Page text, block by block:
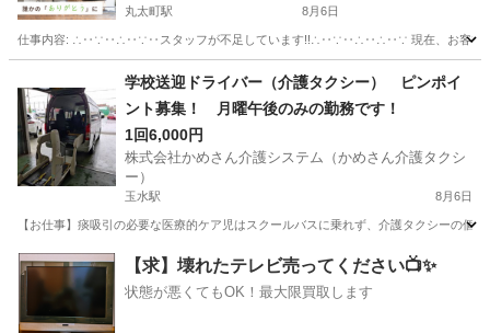
丸太町駅 8月6日
仕事内容: ∴‥∵‥∴‥∵‥スタッフが不足しています!!∴‥∵‥∴‥∴‥∵ 現在、お客様から多
丸太町駅 ホームヘルパー スタッフ
学校送迎ドライバー（介護タクシー） ピンポイ
ント募集！ 月曜午後のみの勤務です！
1回6,000円
株式会社かめさん介護システム（かめさん介護タクシ
ー）
玉水駅 8月6日
【お仕事】痰吸引の必要な医療的ケア児はスクールバスに乗れず、介護タクシーの
京都 綴喜郡 玉水駅 その他
【求】壊れたテレビ売ってください📺✨
状態が悪くてもOK！最大限買取します